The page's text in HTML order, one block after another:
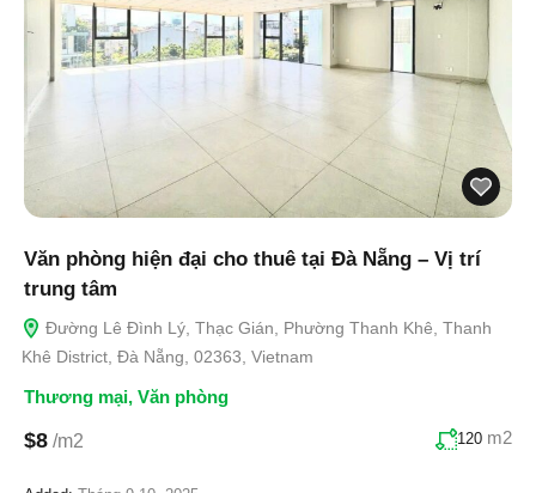
Văn phòng hiện đại cho thuê tại Đà Nẵng – Vị trí
trung tâm
Đường Lê Đình Lý, Thạc Gián, Phường Thanh Khê, Thanh
Khê District, Đà Nẵng, 02363, Vietnam
Thương mại, Văn phòng
$8 /m2 120 m2